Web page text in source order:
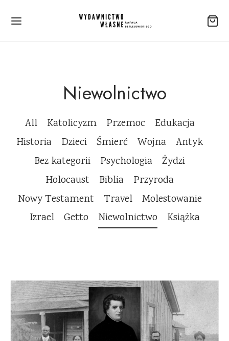
Niewolnictwo
All Katolicyzm Przemoc
Edukacja
Historia
Dzieci Śmierć Wojna
Antyk
Bez kategorii
Psychologia
Żydzi
Holocaust
Biblia
Przyroda
Nowy Testament
Travel
Molestowanie
Izrael
Getto Niewolnictwo Książka